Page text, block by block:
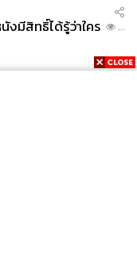
งมีสิทธิ์ได้รู้ว่าใคร
...